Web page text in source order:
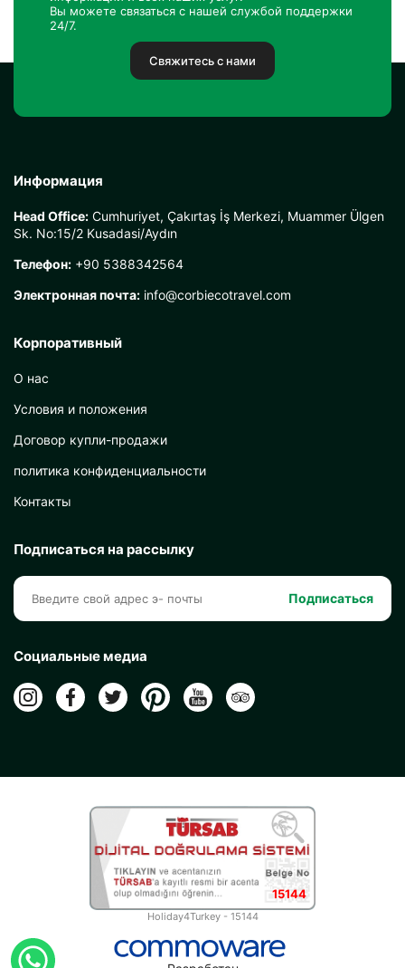
Вы можете связаться с нашей службой поддержки
24/7.
Свяжитесь с нами
Информация
Head Office: Cumhuriyet, Çakırtaş İş Merkezi, Muammer Ülgen
Sk. No:15/2 Kusadasi/Aydın
Телефон: +90 5388342564
Электронная почта: info@corbiecotravel.com
Корпоративный
О нас
Условия и положения
Договор купли-продажи
политика конфиденциальности
Контакты
Подписаться на рассылку
Подписаться
Социальные медиа
15144
Holiday4Turkey - 15144